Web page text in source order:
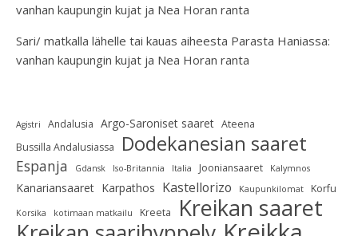
vanhan kaupungin kujat ja Nea Horan ranta
Sari/ matkalla lähelle tai kauas aiheesta Parasta Haniassa:
vanhan kaupungin kujat ja Nea Horan ranta
Agistri Andalusia Argo-Saroniset saaret Ateena
Bussilla Andalusiassa
Dodekanesian saaret
Espanja Gdansk Iso-Britannia Italia Jooniansaaret Kalymnos
Kanariansaaret Karpathos Kastellorizo Kaupunkilomat Korfu
Korsika kotimaan matkailu Kreeta Kreikan saaret